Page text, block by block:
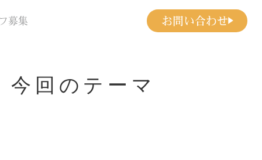
募集 お問い合わせ
今回のテーマ